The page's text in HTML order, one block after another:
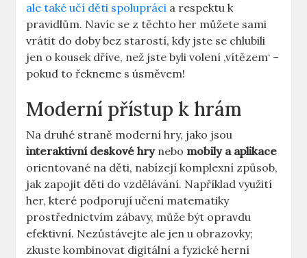
ale také učí děti spolupráci a respektu k
pravidlům. Navíc se z těchto her můžete sami
vrátit do doby bez starostí, kdy jste se chlubili
jen o kousek dříve, než jste byli volení ‚vítězem‘ –
pokud to řekneme s úsměvem!
Moderní přístup k hrám
Na druhé straně moderní hry, jako jsou
interaktivní deskové hrynebo mobily a aplikace
orientované na děti, nabízejí komplexní způsob,
jak zapojit děti do vzdělávání. Například využití
her, které podporují učení matematiky
prostřednictvím zábavy, může být opravdu
efektivní. Nezůstávejte ale jen u obrazovky;
zkuste kombinovat digitální a fyzické herní